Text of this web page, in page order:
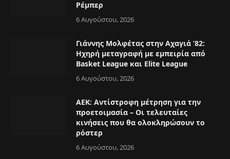
Ρέμπερ
6 Αυγούστου, 2026
Γιάννης Μολφέτας στην Αχαγιά ’82:
Ηχηρή μεταγραφή με εμπειρία από
Basket League και Elite League
6 Αυγούστου, 2026
ΑΕΚ: Αντίστροφη μέτρηση για την
προετοιμασία – Οι τελευταίες
κινήσεις που θα ολοκληρώσουν το
ρόστερ
6 Αυγούστου, 2026